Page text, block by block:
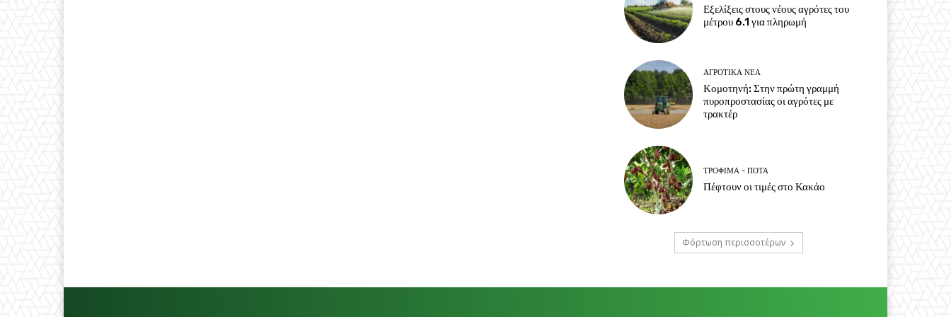
Εξελίξεις στους νέους αγρότες του
μέτρου 6.1 για πληρωμή
ΑΓΡΟΤΙΚΆ ΝΈΑ
Κομοτηνή: Στην πρώτη γραμμή
πυροπροστασίας οι αγρότες με
τρακτέρ
ΤΡΌΦΙΜΑ - ΠΟΤΆ
Πέφτουν οι τιμές στο Κακάο
Φόρτωση περισσοτέρων